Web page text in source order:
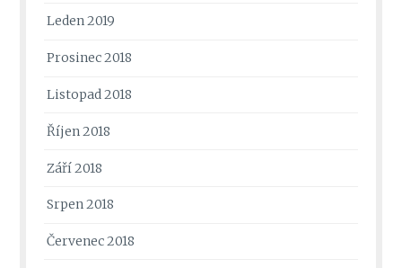
Leden 2019
Prosinec 2018
Listopad 2018
Říjen 2018
Září 2018
Srpen 2018
Červenec 2018